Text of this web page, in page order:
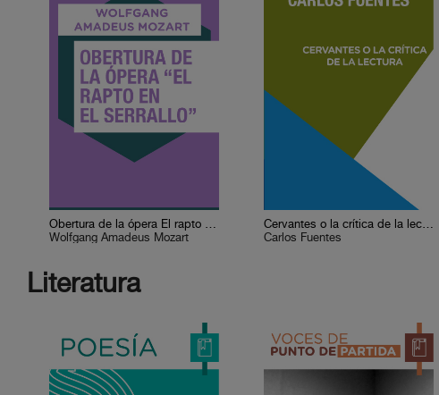
Obertura de la ópera El rapto en el serrallo
Wolfgang Amadeus Mozart
Cervantes o la crítica de la lectura
Carlos Fuentes
Literatura